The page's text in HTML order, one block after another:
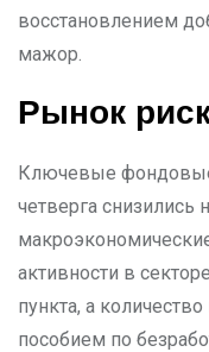
восстановлением
мажор.
Рынок
Ключевые
четверга снизились
активности в
пункта, а
пособием по